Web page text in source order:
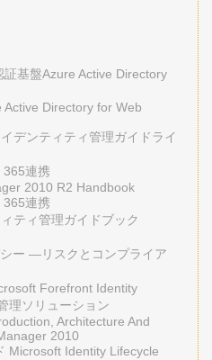
基盤Azure Active Directory
Directory for Web
デンティティ管理ガイドライ
365連携
2010 R2 Handbook
365連携
ティ管理ガイドブック
ー ―リスクとコンプライア
Forefront Identity
理ソリューション
Architecture And
2010
Microsoft Identity Lifecycle